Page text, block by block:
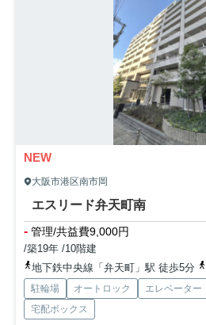
NEW
大阪市港区南市岡
エスリード弁天町南
- 管理/共益費9,000円
/築19年 /10階建
地下鉄中央線「弁天町」駅 徒歩5分
駐輪場 オートロック エレベーター
宅配ボックス